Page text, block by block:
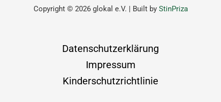
Copyright © 2026 glokal e.V. | Built by StinPriza
Datenschutzerklärung
Impressum
Kinderschutzrichtlinie